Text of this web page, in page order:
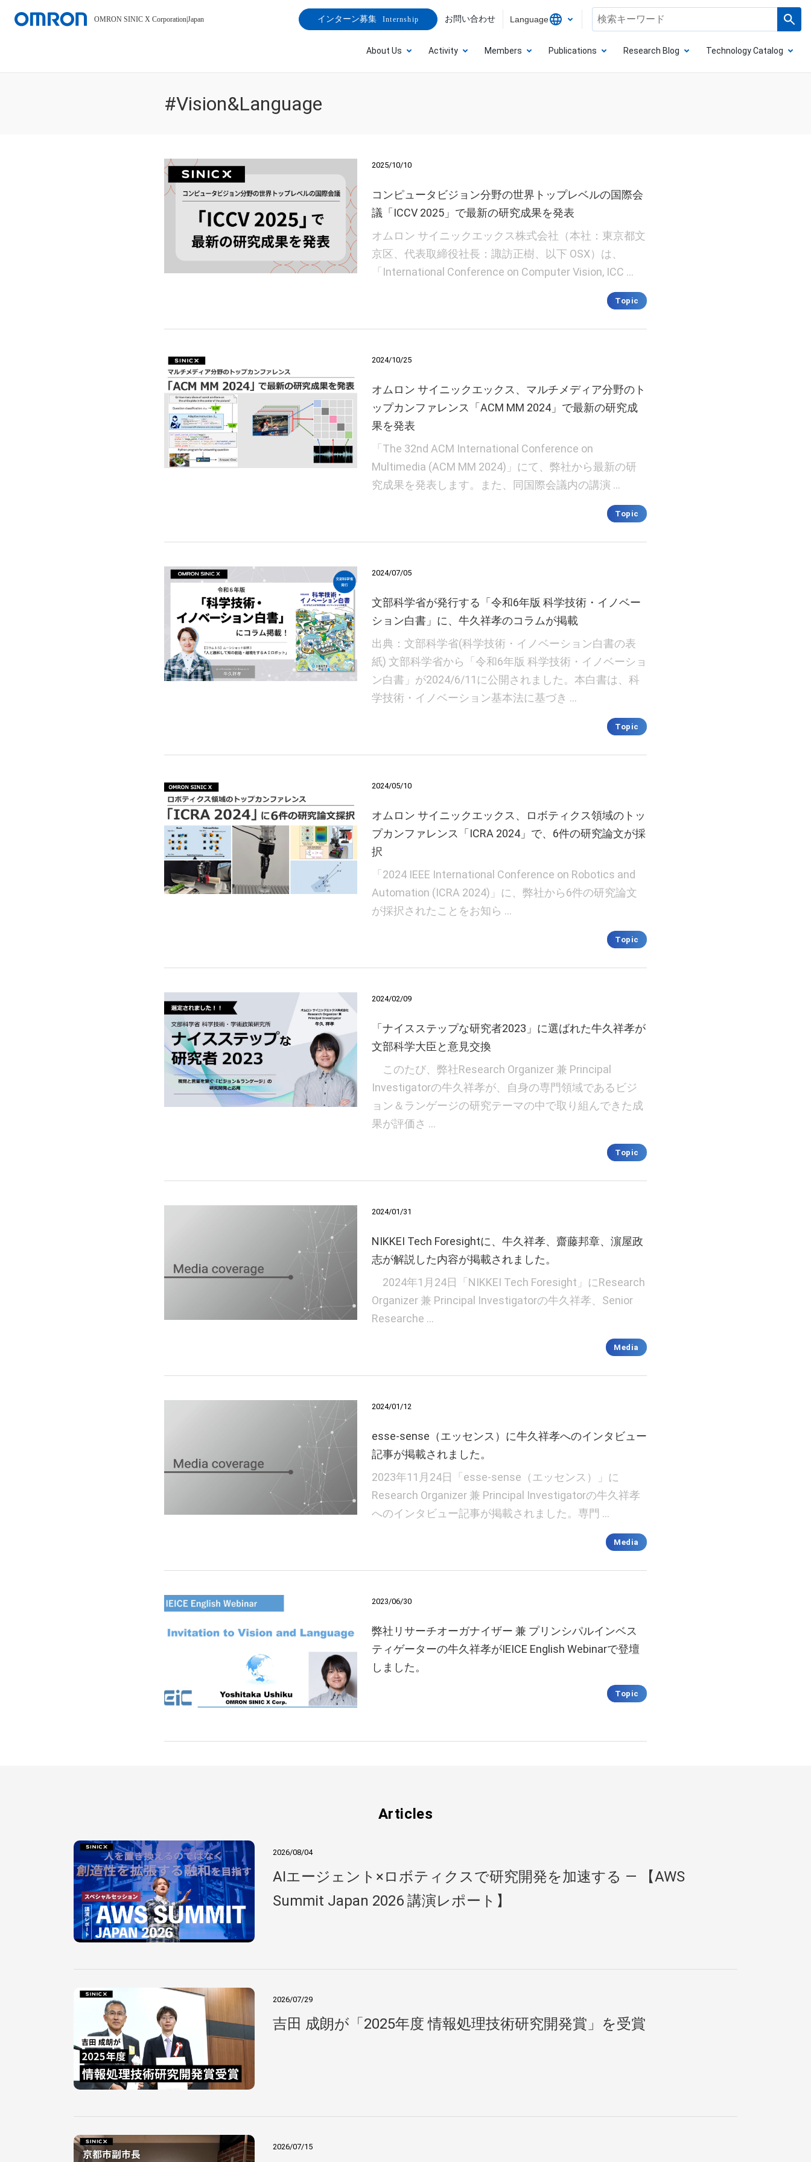
OMRON SINIC X Corporation|Japan Language
About Us Activity Members Publications Research Blog Technology Catalog
インターン募集 Internship お問い合わせ
#Vision&Language
2025/10/10
コンピュータビジョン分野の世界トップレベルの国際会
議「ICCV 2025」で最新の研究成果を発表
オムロン サイニックエックス株式会社（本社：東京都文
京区、代表取締役社長：諏訪正樹、以下 OSX）は、
「International Conference on Computer Vision, ICC …
Topic
2024/10/25
オムロン サイニックエックス、マルチメディア分野のト
ップカンファレンス「ACM MM 2024」で最新の研究成
果を発表
「The 32nd ACM International Conference on
Multimedia (ACM MM 2024)」にて、弊社から最新の研
究成果を発表します。また、同国際会議内の講演 …
Topic
2024/07/05
文部科学省が発行する「令和6年版 科学技術・イノベー
ション白書」に、牛久祥孝のコラムが掲載
出典：文部科学省(科学技術・イノベーション白書の表
紙) 文部科学省から「令和6年版 科学技術・イノベーショ
ン白書」が2024/6/11に公開されました。本白書は、科
学技術・イノベーション基本法に基づき …
Topic
2024/05/10
オムロン サイニックエックス、ロボティクス領域のトッ
プカンファレンス「ICRA 2024」で、6件の研究論文が採
択
「2024 IEEE International Conference on Robotics and
Automation (ICRA 2024)」に、弊社から6件の研究論文
が採択されたことをお知ら …
Topic
2024/02/09
「ナイスステップな研究者2023」に選ばれた牛久祥孝が
文部科学大臣と意見交換
このたび、弊社Research Organizer 兼 Principal
Investigatorの牛久祥孝が、自身の専門領域であるビジ
ョン＆ランゲージの研究テーマの中で取り組んできた成
果が評価さ …
Topic
2024/01/31
NIKKEI Tech Foresightに、牛久祥孝、齋藤邦章、濵屋政
志が解説した内容が掲載されました。
2024年1月24日「NIKKEI Tech Foresight」にResearch
Organizer 兼 Principal Investigatorの牛久祥孝、Senior
Researche …
Media
2024/01/12
esse-sense（エッセンス）に牛久祥孝へのインタビュー
記事が掲載されました。
2023年11月24日「esse-sense（エッセンス）」に
Research Organizer 兼 Principal Investigatorの牛久祥孝
へのインタビュー記事が掲載されました。専門 …
Media
2023/06/30
弊社リサーチオーガナイザー 兼 プリンシパルインベス
ティゲーターの牛久祥孝がIEICE English Webinarで登壇
しました。
Topic
Articles
2026/08/04
AIエージェント×ロボティクスで研究開発を加速する ― 【AWS
Summit Japan 2026 講演レポート】
2026/07/29
吉田 成朗が「2025年度 情報処理技術研究開発賞」を受賞
2026/07/15